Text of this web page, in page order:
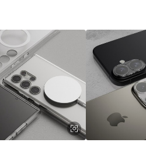
才首次下載 Pinkoi APP 並完成訂單，不